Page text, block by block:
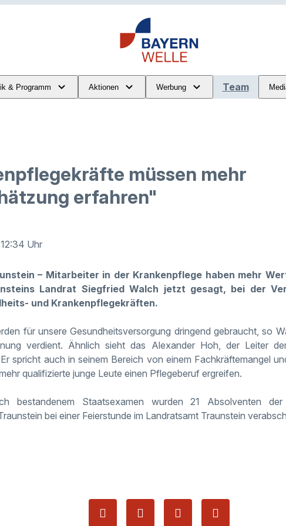
& Programm Aktionen Werbung Team
müssen mehr
erfahren"
12:34 Uhr
– Mitarbeiter in der Krankenpflege haben mehr
Landrat Siegfried Walch jetzt gesagt, bei der
und Krankenpflegekräften.
für unsere Gesundheitsversorgung dringend gebraucht, so
verdient. Ähnlich sieht das Alexander Hoh, der Leiter
spricht auch in seinem Bereich von einem Fachkräftemangel
qualifizierte junge Leute einen Pflegeberuf ergreifen.
bestandenem Staatsexamen wurden 21 Absolventen
bei einer Feierstunde im Landratsamt Traunstein